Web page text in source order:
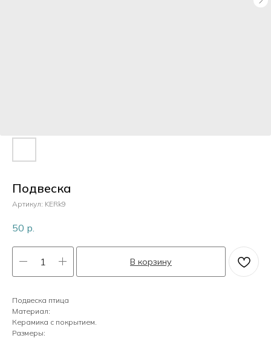
Жемчуг
Подвеска
Артикул: KERk9
50 р.
В корзину
Подвеска птица
Материал:
Керамика с покрытием.
Размеры: